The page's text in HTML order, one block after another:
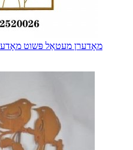
מאָדערן מעטאַל פּשוט